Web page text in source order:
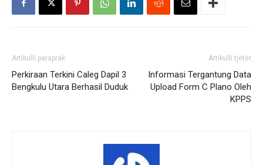
Artikulli paraprak
Perkiraan Terkini Caleg Dapil 3
Bengkulu Utara Berhasil Duduk
Artikulli tjetër
Informasi Tergantung Data
Upload Form C Plano Oleh
KPPS